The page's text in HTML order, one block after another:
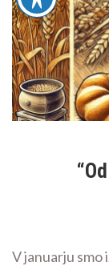
V januarju smo